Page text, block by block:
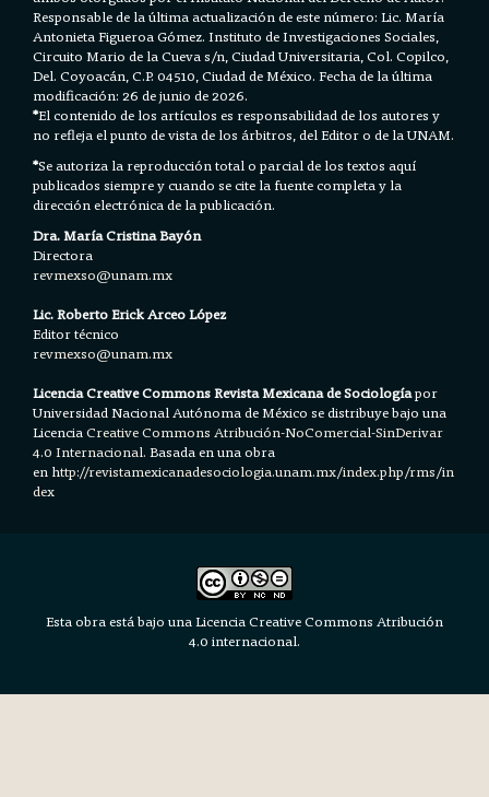
Responsable de la última actualización de este número: Lic. María
Antonieta Figueroa Gómez. Instituto de Investigaciones Sociales,
Circuito Mario de la Cueva s/n, Ciudad Universitaria, Col. Copilco,
Del. Coyoacán, C.P. 04510, Ciudad de México. Fecha de la última
modificación: 26 de junio de 2026.
*El contenido de los artículos es responsabilidad de los autores y
no refleja el punto de vista de los árbitros, del Editor o de la UNAM.
*Se autoriza la reproducción total o parcial de los textos aquí
publicados siempre y cuando se cite la fuente completa y la
dirección electrónica de la publicación.
Dra. María Cristina Bayón
Directora
revmexso@unam.mx
Lic. Roberto Erick Arceo López
Editor técnico
revmexso@unam.mx
Licencia Creative Commons Revista Mexicana de Sociologíapor
Universidad Nacional Autónoma de México se distribuye bajo una
LicenciaCreative Commons Atribución-NoComercial-SinDerivar
4.0 Internacional.Basada en una obra
en http://revistamexicanadesociologia.unam.mx/index.php/rms/in
dex
Esta obra está bajo una Licencia Creative Commons Atribución
4.0 internacional.